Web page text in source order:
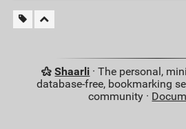
Shaarli · The personal,
database-free, bookmarking
community ·